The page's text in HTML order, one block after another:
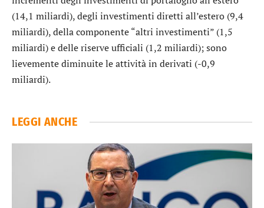
(14,1 miliardi), degli investimenti diretti all’estero (9,4
miliardi), della componente “altri investimenti” (1,5
miliardi) e delle riserve ufficiali (1,2 miliardi); sono
lievemente diminuite le attività in derivati (-0,9
miliardi).
LEGGI ANCHE